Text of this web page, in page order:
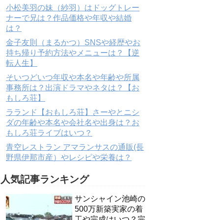
小松美羽の妹（紗羽）はドッグトレー
ナーで兄は？作品価格や年収や結婚
は？
金子友則（まるかつ）SNSや経歴やお
持ち帰り予約方法やメニューは？【逆
転人生】
そいつどいつ年収や本名や年齢や所属
事務所は？出演ドラマやネタは？【お
もしろ荘】
ラランド【おもしろ荘】さーやとニシ
ダの年齢や本名や会社名や出身は？お
もしろ荘ライブはいつ？
青空レストラン アマランサスの通販(長
野県伊那市産）やレシピや栄養は？
人気記事ランキング
サンシャイン池崎の
500万新築実家の着